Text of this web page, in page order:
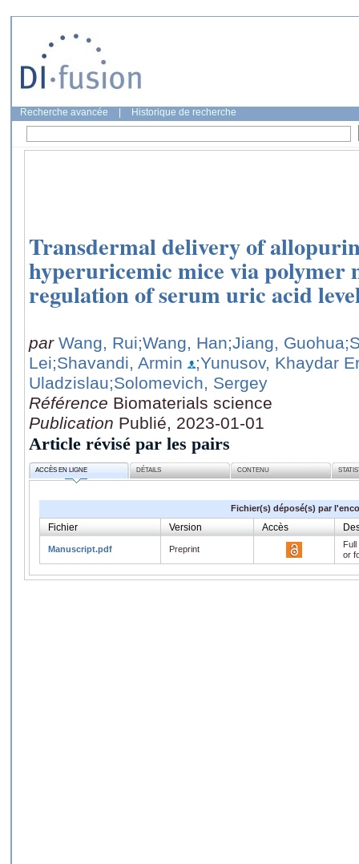
Recherche avancée Historique de recherche
Transdermal delivery of
hyperuricemic mice via polymer
regulation of serum uric acid
par Wang, Rui;Wang, Han;Jiang, Guohua
Lei;Shavandi, Armin
;Yunusov, Khaydar
Uladzislau;Solomevich, Sergey
Référence Biomaterials science
Publication Publié, 2023-01-01
Article révisé par les pairs
ACCÈS EN LIGNE DÉTAILS CONTENU
Fichier(s) déposé(s) par
Fichier Version Accès
Manuscript.pdf Preprint
or